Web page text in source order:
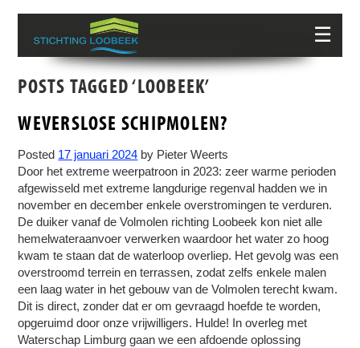
☰
POSTS TAGGED ‘LOOBEEK’
WEVERSLOSE SCHIPMOLEN?
Posted 17 januari 2024 by Pieter Weerts
Door het extreme weerpatroon in 2023: zeer warme perioden
afgewisseld met extreme langdurige regenval hadden we in
november en december enkele overstromingen te verduren.
De duiker vanaf de Volmolen richting Loobeek kon niet alle
hemelwateraanvoer verwerken waardoor het water zo hoog
kwam te staan dat de waterloop overliep. Het gevolg was een
overstroomd terrein en terrassen, zodat zelfs enkele malen
een laag water in het gebouw van de Volmolen terecht kwam.
Dit is direct, zonder dat er om gevraagd hoefde te worden,
opgeruimd door onze vrijwilligers. Hulde! In overleg met
Waterschap Limburg gaan we een afdoende oplossing